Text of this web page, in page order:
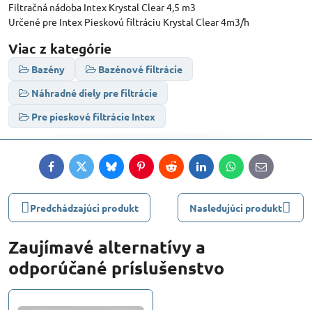
Filtračná nádoba Intex Krystal Clear 4,5 m3
Určené pre Intex Pieskovú filtráciu Krystal Clear 4m3/h
Viac z kategórie
Bazény
Bazénové filtrácie
Náhradné diely pre filtrácie
Pre pieskové filtrácie Intex
FacebookTwitterBlueskyPinterestRedditLinkedInWhatsApp
E-
mail
Predchádzajúci produkt Nasledujúci produkt
Zaujímavé alternatívy a
odporúčané príslušenstvo